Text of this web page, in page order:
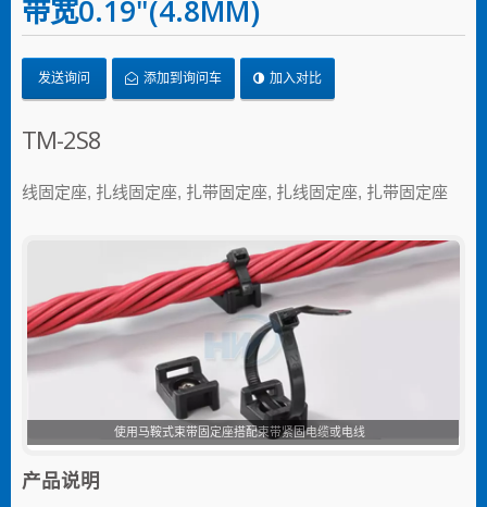
带宽0.19"(4.8MM)
发送询问 添加到询问车 加入对比
TM-2S8
线固定座, 扎线固定座, 扎带固定座, 扎线固定座, 扎带固定座
马鞍式束带固定座
产品说明